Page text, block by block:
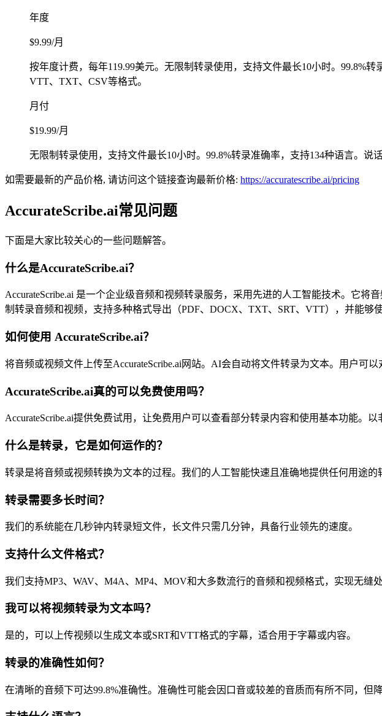
年度
$9.99/月
按年度计费，每年119.99美元。无限制转录使用，支持文件最长10小时。99.8%
VTT、TXT、CSV等格式。
月付
$19.99/月
无限制转录使用，支持文件最长10小时。99.8%转录准确率，支持134种语言。
如需要最新的产品价格, 请访问这个链接查询最新价格: https://accuratescribe.ai/pricing
AccurateScribe.ai常见问题
下面是大家比较关心的一些问题解答。
什么是AccurateScribe.ai？
AccurateScribe.ai 是一个企业级音频和视频转录服务，采用先进的人工智能技术。它
制转录音频和视频，支持多种格式导出（PDF、DOCX、TXT、SRT、VTT），并能够
如何使用 AccurateScribe.ai？
将音频或视频文件上传至AccurateScribe.ai网站。AI会自动将文件转录为文本。用户可
AccurateScribe.ai真的可以免费使用吗？
AccurateScribe.ai提供免费试用，让免费用户可以查看部分转录内容和使用基本功能。
什么是转录，它是如何运作的？
转录是将音频或视频转换为文本的过程。我们的人工智能快速且准确地提供任何用途的
转录需要多长时间？
我们的系统能在几秒钟内转录短文件，长文件只需几分钟，具备行业领先的速度。
支持什么文件格式？
我们支持MP3、WAV、M4A、MP4、MOV和大多数流行的音频和视频格式，实现无缝处
我可以将视频转录为文本吗？
是的，可以上传视频以生成文本或SRT和VTT格式的字幕，适合用于字幕或内容。
转录的准确性如何？
在清晰的音频下可达99.8%准确性。准确性可能会因口音或较差的音质而有所不同，但